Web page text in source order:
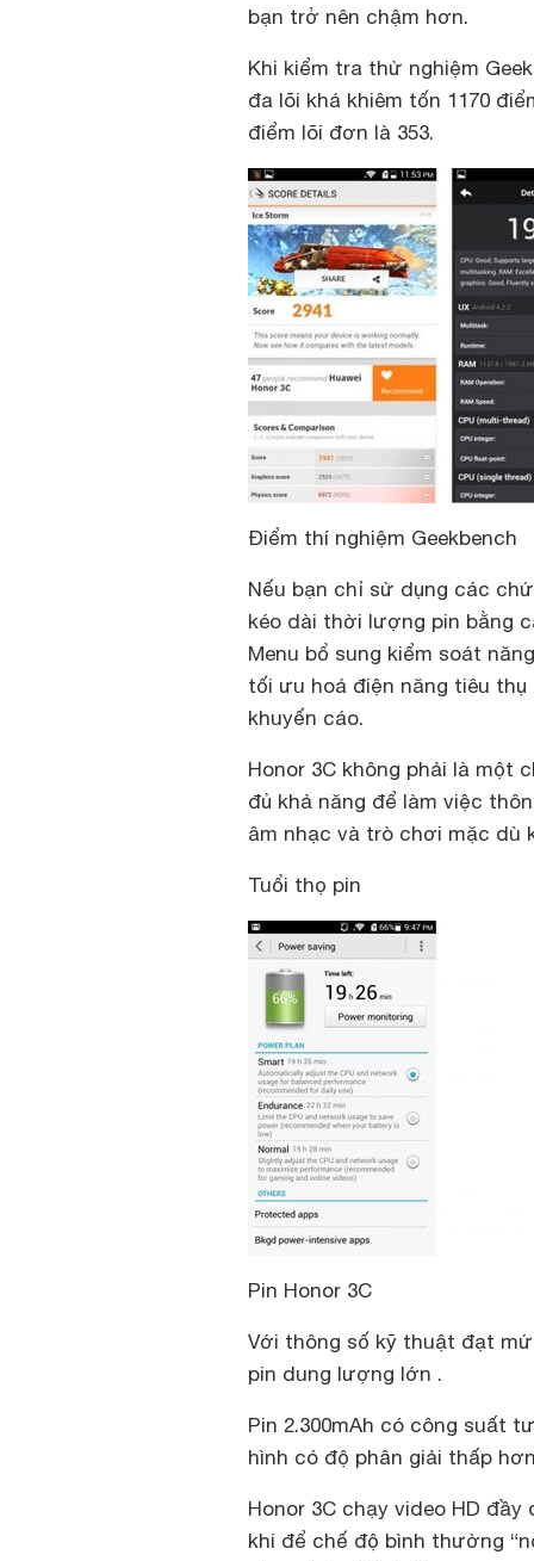
bạn trở nên chậm hơn.
Khi kiểm tra thử nghiệm
đa lõi khá khiêm tốn 1170
điểm lõi đơn là 353.
Điểm thí nghiệm Geekbench
Nếu bạn chỉ sử dụng các
kéo dài thời lượng pin bằng
Menu bổ sung kiểm soát
tối ưu hoá điện năng tiêu
khuyến cáo.
Honor 3C không phải là một
đủ khả năng để làm việc
âm nhạc và trò chơi mặc dù
Tuổi thọ pin
Pin Honor 3C
Với thông số kỹ thuật đạt
pin dung lượng lớn .
Pin 2.300mAh có công suất
hình có độ phân giải thấp
Honor 3C chạy video HD
khi để chế độ bình thường